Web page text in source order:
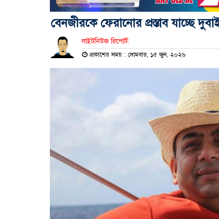
বেনজীরকে ফেরানোর প্রস্তাব যাচ্ছে
লাইটনিউজ রিপোর্ট:
প্রকাশের সময় : সোমবার, ১৫ জুন, ২০২৬